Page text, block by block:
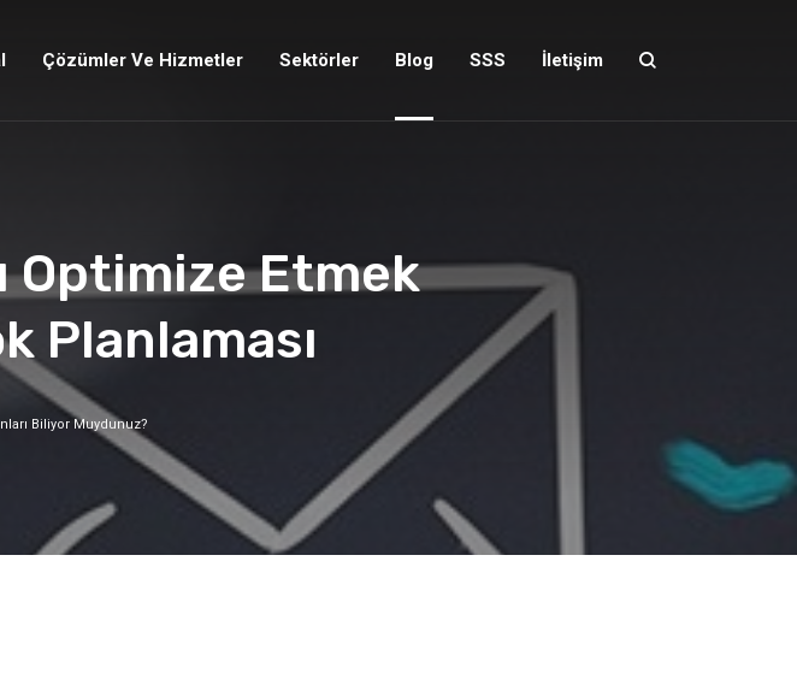
Çözümler Ve Hizmetler Sektörler Blog SSS İletişim
Optimize Etmek
Planlaması
Biliyor Muydunuz?